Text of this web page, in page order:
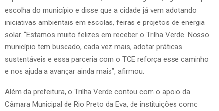
escolha do município e disse que a cidade já vem adotando
iniciativas ambientais em escolas, feiras e projetos de energia
solar. “Estamos muito felizes em receber o Trilha Verde. Nosso
município tem buscado, cada vez mais, adotar práticas
sustentáveis e essa parceria com o TCE reforça esse caminho
e nos ajuda a avançar ainda mais”, afirmou.
Além da prefeitura, o Trilha Verde contou com o apoio da
Câmara Municipal de Rio Preto da Eva, de instituições como